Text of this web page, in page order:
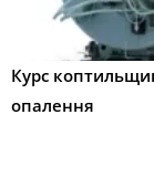
Курс
опалення